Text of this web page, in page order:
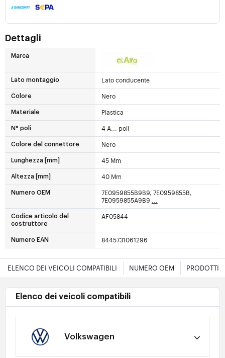
Dettagli
Marca
Lato montaggio Lato conducente
Colore Nero
Materiale Plastica
N° poli 4 A... poli
Colore del connettore Nero
Lunghezza [mm] 45 Mm
Altezza [mm] 40 Mm
Numero OEM
7E0959855B9B9, 7E0959855B,
7E0959855A9B9 ...
Codice articolo del
costruttore
AF05844
Numero EAN 8445731061296
ELENCO DEI VEICOLI COMPATIBILI NUMERO OEM PRODOTTI
Elenco dei veicoli compatibili
Volkswagen